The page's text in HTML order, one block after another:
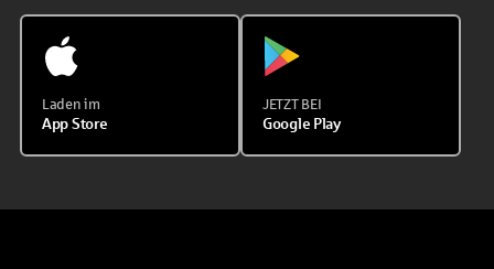
Laden im
App Store
JETZT BEI
Google Play